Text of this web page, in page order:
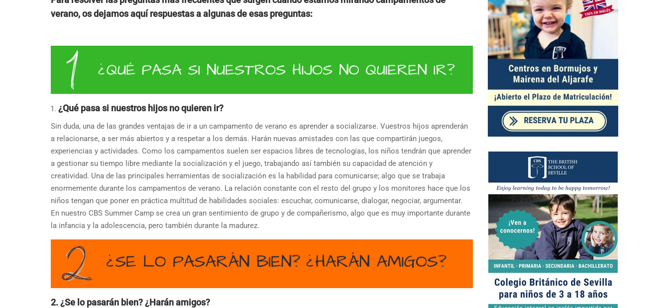
verano, os dejamos aquí respuestas a algunas de esas preguntas:
¿Qué pasa si nuestros hijos no quieren ir?
Sin duda, una de las grandes ventajas de ir a un campamento de verano es aprender a socializarse. Vuestros hijos aprenderán
a relacionarse, a ser más abiertos y a respetar a los demás. Harán nuevas amistades con las que compartirán juegos,
experiencias y actividades. Como los campamentos suelen ser espacios libres de tecnologías, los niños tendrán que aprender
a gestionar su tiempo libre mediante la socialización y el juego, trabajando así también su capacidad de atención y
creatividad. Una de las principales herramientas de socialización es la habilidad para comunicarse; algo que se trabaja
enormemente durante los campamentos de verano. La relación constante con el resto del grupo y los monitores hace que los
niños tengan que poner en práctica multitud de habilidades sociales: escuchar, comunicarse, dialogar, negociar, argumentar.
En nuestro CBS Summer Camp se crea un gran sentimiento de grupo y de compañerismo, algo que es muy importante durante
la infancia y la adolescencia, pero también durante la madurez.
2. ¿Se lo pasarán bien? ¿Harán amigos?